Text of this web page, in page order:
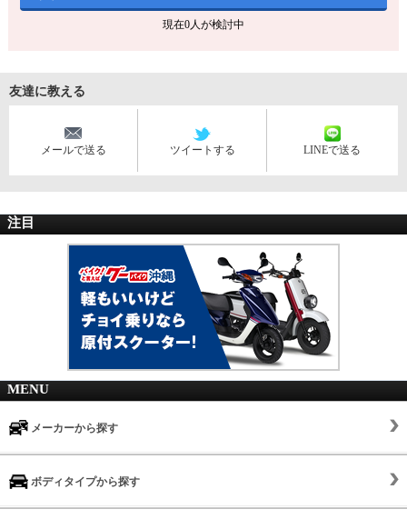
現在0人が検討中
友達に教える
メールで送る ツイートする LINEで送る
注目
MENU
メーカーから探す
ボディタイプから探す